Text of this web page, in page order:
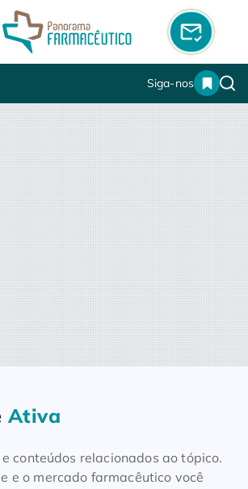
Siga-nos
sobre Ativa
Ativa
conteúdos relacionados ao tópico.
e o mercado farmacêutico você